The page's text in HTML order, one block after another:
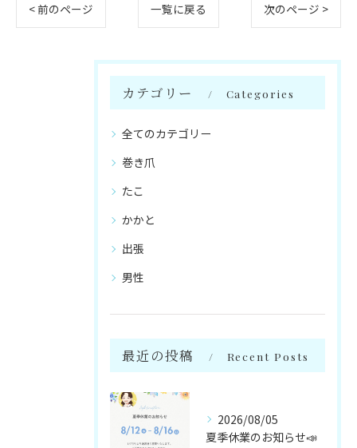
< 前のページ 一覧に戻る 次のページ >
カテゴリー Categories
全てのカテゴリー
巻き爪
たこ
かかと
出張
男性
最近の投稿 Recent Posts
2026/08/05
夏季休業のお知らせ📣